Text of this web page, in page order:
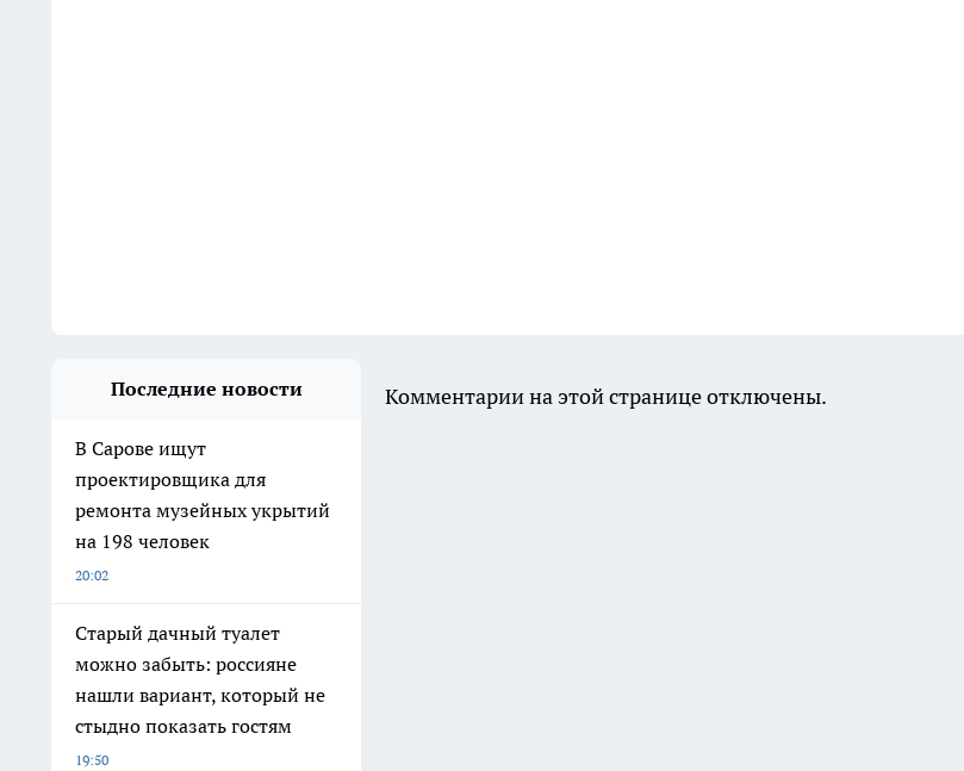
Последние новости
В Сарове ищут
проектировщика для
ремонта музейных укрытий
на 198 человек
20:02
Старый дачный туалет
можно забыть: россияне
нашли вариант, который не
стыдно показать гостям
19:50
Комментарии на этой странице отключены.